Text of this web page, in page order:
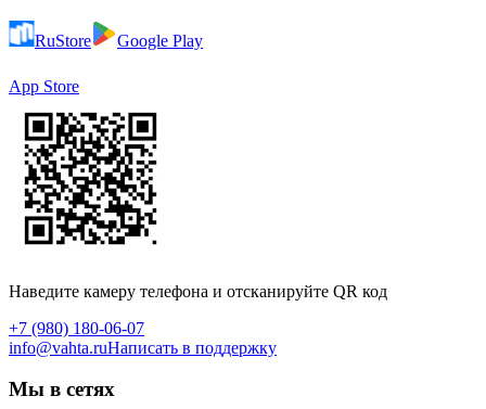
RuStore Google Play
App Store
Наведите камеру телефона и отсканируйте QR код
+7 (980) 180-06-07
info@vahta.ruНаписать в поддержку
Мы в сетях